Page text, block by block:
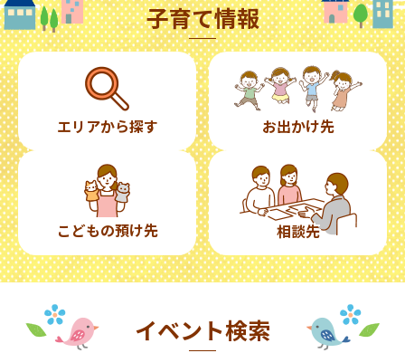
子育て情報
エリアから探す お出かけ先
こどもの預け先 相談先
イベント検索